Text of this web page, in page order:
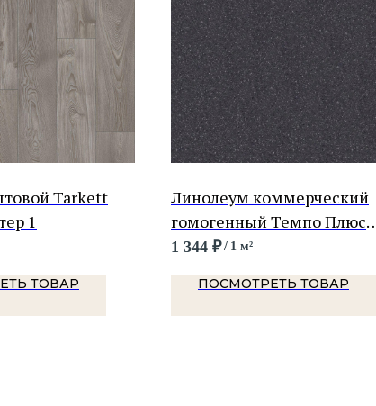
Tarkett
1
ТОВАР
Линолеум коммерческий
гомогенный Темпо Плюс
1001
1 344 ₽/ 1 м²
ПОСМОТРЕТЬ ТОВАР